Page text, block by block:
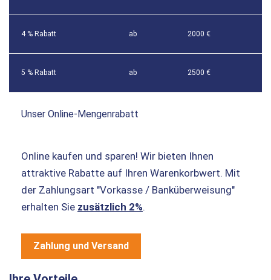
4 % Rabatt ab 2000 €
5 % Rabatt ab 2500 €
Unser Online-Mengenrabatt
Online kaufen und sparen! Wir bieten Ihnen
attraktive Rabatte auf Ihren Warenkorbwert. Mit
der Zahlungsart "Vorkasse / Banküberweisung"
erhalten Sie zusätzlich 2%.
Zahlung und Versand